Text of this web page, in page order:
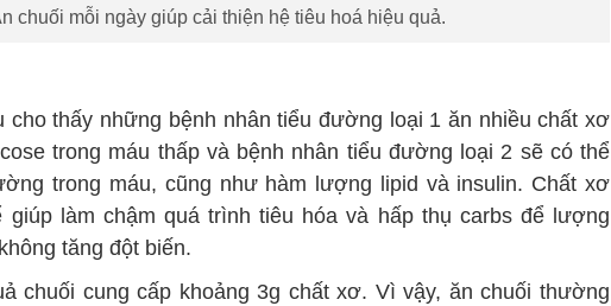
chuối mỗi ngày giúp cải thiện hệ tiêu hoá hiệu quả.
cho thấy những bệnh nhân tiểu đường loại 1 ăn nhiều chất xơ
trong máu thấp và bệnh nhân tiểu đường loại 2 sẽ có thể
trong máu, cũng như hàm lượng lipid và insulin. Chất xơ
giúp làm chậm quá trình tiêu hóa và hấp thụ carbs để lượng
tăng đột biến.
chuối cung cấp khoảng 3g chất xơ. Vì vậy, ăn chuối thường